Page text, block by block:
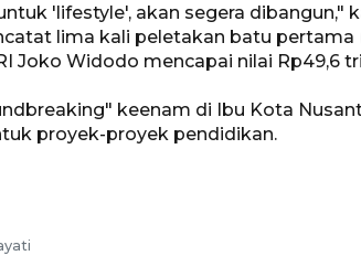
'lifestyle', akan segera dibangun,"
lima kali peletakan batu
Joko Widodo mencapai nilai Rp49,6
keenam di Ibu Kota
proyek-proyek pendidikan.